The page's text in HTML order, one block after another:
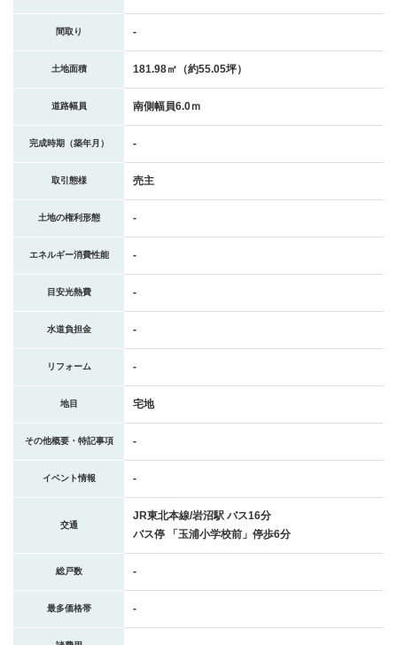
間取り -
土地面積 181.98㎡（約55.05坪）
道路幅員 南側幅員6.0ｍ
完成時期（築年月） -
取引態様 売主
土地の権利形態 -
エネルギー消費性能 -
目安光熱費 -
水道負担金 -
リフォーム -
地目 宅地
その他概要・特記事項 -
イベント情報 -
交通
JR東北本線/岩沼駅 バス16分
バス停 「玉浦小学校前」停歩6分
総戸数 -
最多価格帯 -